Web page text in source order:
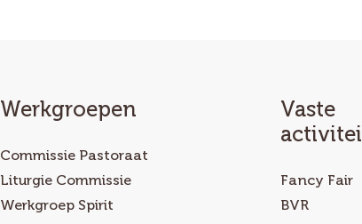
Werkgroepen
Commissie Pastoraat
Liturgie Commissie
Werkgroep Spirit
Vaste
Fancy Fair
BVR